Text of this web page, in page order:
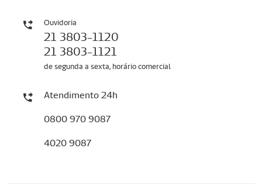
Ouvidoria
21 3803-1120
21 3803-1121
de segunda a sexta, horário comercial
Atendimento 24h
0800 970 9087
4020 9087